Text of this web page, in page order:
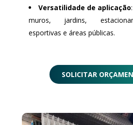
Versatilidade de aplicação
muros, jardins,
esportivas e áreas públicas.
SOLICITAR